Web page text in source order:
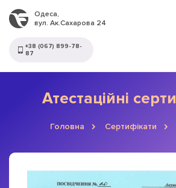
Одеса,
вул. Ак.Сахарова 24
+38 (067) 899-78-
87
Атестаційні
Головна Сертифікати